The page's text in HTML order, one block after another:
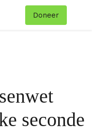
Doneer
seconde